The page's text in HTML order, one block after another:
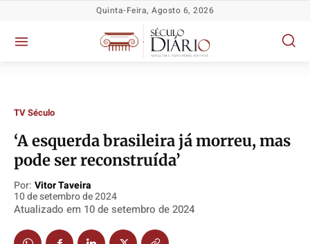
Política
Socioeconômicas
TV Século
Justiça
Educação
Política
Socioeconômicas
TV Século
Justiça
Educação
Política
Socioeconômicas
TV Século
Justiça
Educação
Política
Socioeconômicas
TV Século
Justiça
Educação
Quinta-Feira, Agosto 6, 2026
TV Século
‘A esquerda brasileira já morreu, mas
pode ser reconstruída’
Por: Vitor Taveira
10 de setembro de 2024
Atualizado em 10 de setembro de 2024